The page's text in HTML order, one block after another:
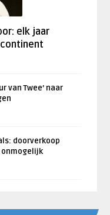
elk jaar
van Twee’ naar
doorverkoop